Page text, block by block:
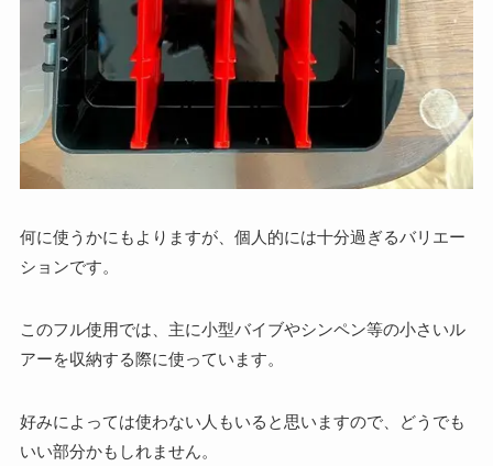
何に使うかにもよりますが、個人的には十分過ぎるバリエー
ションです。
このフル使用では、主に小型バイブやシンペン等の小さいル
アーを収納する際に使っています。
好みによっては使わない人もいると思いますので、どうでも
いい部分かもしれません。